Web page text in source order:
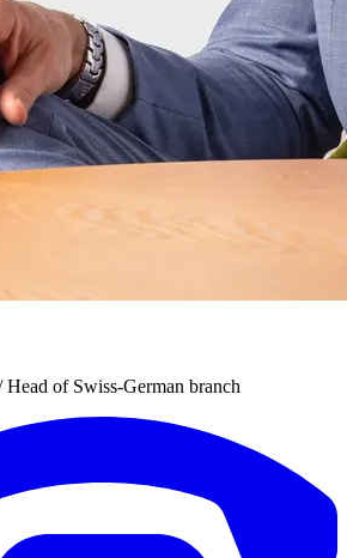
of Swiss-German branch